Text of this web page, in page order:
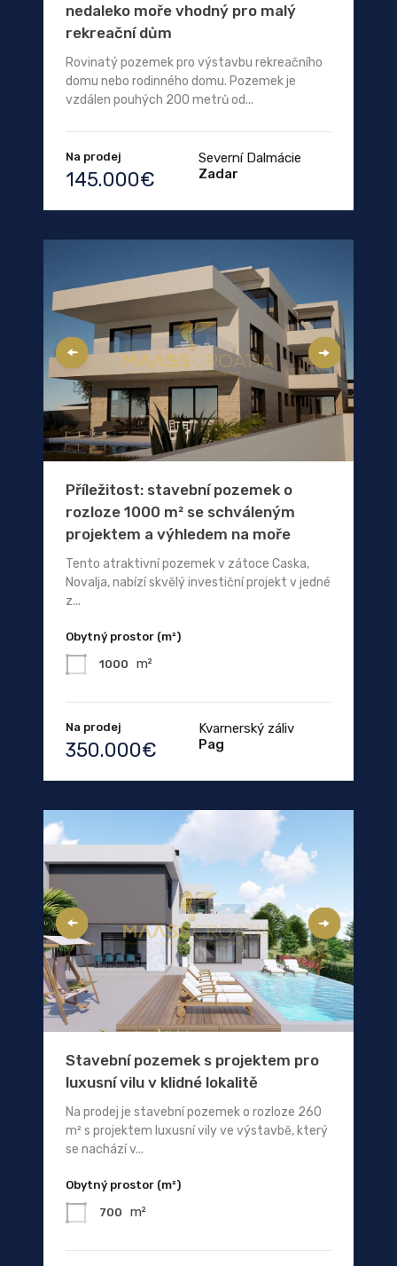
nedaleko moře vhodný pro malý
rekreační dům
Rovinatý pozemek pro výstavbu rekreačního
domu nebo rodinného domu. Pozemek je
vzdálen pouhých 200 metrů od...
Na prodej
145.000€
Severní Dalmácie
Zadar
Příležitost: stavební pozemek o
rozloze 1000 m² se schváleným
projektem a výhledem na moře
Tento atraktivní pozemek v zátoce Caska,
Novalja, nabízí skvělý investiční projekt v jedné
z...
Obytný prostor (m²)
1000 m²
Na prodej
350.000€
Kvarnerský záliv
Pag
Stavební pozemek s projektem pro
luxusní vilu v klidné lokalitě
Na prodej je stavební pozemek o rozloze 260
m² s projektem luxusní vily ve výstavbě, který
se nachází v...
Obytný prostor (m²)
700 m²